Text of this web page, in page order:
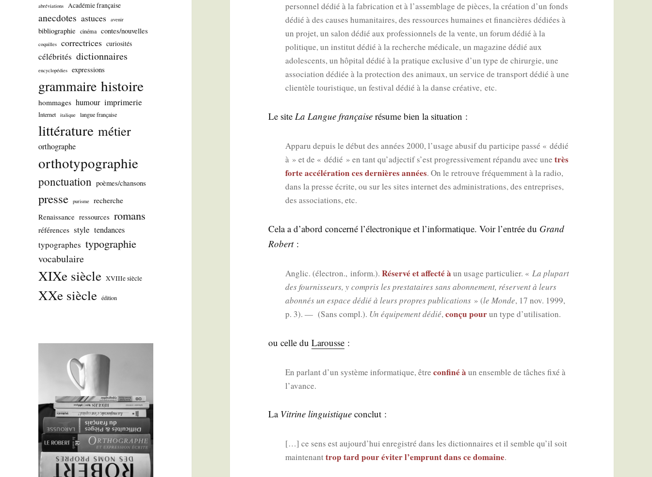
abréviations Académie française
anecdotes astuces avenir
bibliographie cinéma contes/nouvelles
coquilles correctrices curiosités
célébrités dictionnaires
encyclopédies expressions
grammaire histoire
hommages humour imprimerie
Internet italique langue française
littérature métier
orthographe
orthotypographie
ponctuation poèmes/chansons
presse purisme
recherche
Renaissance ressources romans
références style tendances
typographes typographie
vocabulaire
XIXe siècle XVIIIe siècle
XXe siècle édition
per­son­nel dédié à la fabri­ca­tion et à l’assemblage de pièces, la créa­tion d’un fonds
dédié à des causes huma­ni­taires, des res­sources humaines et finan­cières dédiées à
un pro­jet, un salon dédié aux pro­fes­sion­nels de la vente, un forum dédié à la
poli­tique, un ins­ti­tut dédié à la recherche médi­cale, un maga­zine dédié aux
ado­les­cents, un hôpi­tal dédié à la pra­tique exclu­sive d’un type de chi­rur­gie, une
asso­cia­tion dédiée à la pro­tec­tion des ani­maux, un ser­vice de trans­port dédié à une
clien­tèle tou­ris­tique, un fes­ti­val dédié à la danse créa­tive, etc.
Le siteLa Langue fran­çaise résume bien la situation :
Appa­ru depuis le début des années 2000, l’usage abu­sif du par­ti­cipe pas­sé « dédié
à » et de « dédié » en tant qu’ad­jec­tif s’est pro­gres­si­ve­ment répan­du avec une très
forte accé­lé­ra­tion ces der­nières années. On le retrouve fré­quem­ment à la radio,
dans la presse écrite, ou sur les sites inter­net des admi­nis­tra­tions, des entre­prises,
des asso­cia­tions, etc.
Cela a d’a­bord concer­né l’élec­tro­nique et l’in­for­ma­tique. Voir l’en­trée du Grand
Robert:
Anglic. (élec­tron., inform.). Réser­vé et affec­té à un usage par­ti­cu­lier. « La plu­part
des four­nis­seurs, y com­pris les pres­ta­taires sans abon­ne­ment, réservent à leurs
abon­nés un espace dédié à leurs propres publi­ca­tions» (le Monde, 17 nov. 1999,
p. 3). — (Sans com­pl.). Un équi­pe­ment dédié,conçu pourun type d’utilisation.
ou celle duLarousse :
En par­lant d’un sys­tème infor­ma­tique, être confi­né à un ensemble de tâches fixé à
l’avance.
La Vitrine lin­guis­tique conclut :
[…] ce sens est aujourd’hui enre­gis­tré dans les dic­tion­naires et il semble qu’il soit
main­te­nanttrop tard pour évi­ter l’emprunt dans ce domaine.